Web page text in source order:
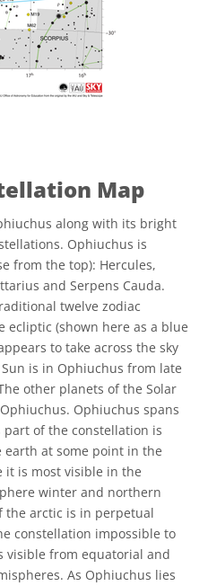
Map
along with its bright
Ophiuchus is
from the top): Hercules,
and Serpens Cauda.
twelve zodiac
(shown here as a blue
to take across the sky
is in Ophiuchus from late
other planets of the Solar
Ophiuchus spans
of the constellation is
earth at some point in the
it is most visible in the
winter and northern
the arctic is in perpetual
constellation impossible to
visible from equatorial and
As Ophiuchus lies